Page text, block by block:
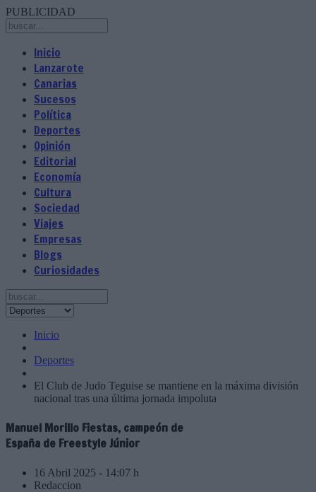
PUBLICIDAD
Inicio
Lanzarote
Canarias
Sucesos
Política
Deportes
Opinión
Editorial
Economía
Cultura
Sociedad
Viajes
Empresas
Blogs
Curiosidades
Inicio
Deportes
El Club de Judo Teguise se mantiene en la máxima división
nacional tras una última jornada impoluta
Manuel Morillo Fiestas, campeón de
España de Freestyle Júnior
16 Abril 2025 - 14:07 h
Redaccion